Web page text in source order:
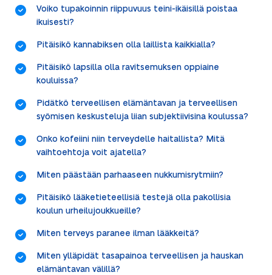
Voiko tupakoinnin riippuvuus teini-ikäisillä poistaa
ikuisesti?
Pitäisikö kannabiksen olla laillista kaikkialla?
Pitäisikö lapsilla olla ravitsemuksen oppiaine
kouluissa?
Pidätkö terveellisen elämäntavan ja terveellisen
syömisen keskusteluja liian subjektiivisina koulussa?
Onko kofeiini niin terveydelle haitallista? Mitä
vaihtoehtoja voit ajatella?
Miten päästään parhaaseen nukkumisrytmiin?
Pitäisikö lääketieteellisiä testejä olla pakollisia
koulun urheilujoukkueille?
Miten terveys paranee ilman lääkkeitä?
Miten ylläpidät tasapainoa terveellisen ja hauskan
elämäntavan välillä?